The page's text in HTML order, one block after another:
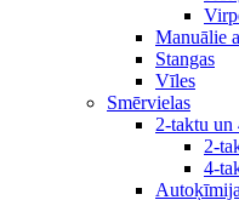
Manuālie
Stangas
Vīles
Smērvielas
2-taktu un
2-
4-
Autoķīmija